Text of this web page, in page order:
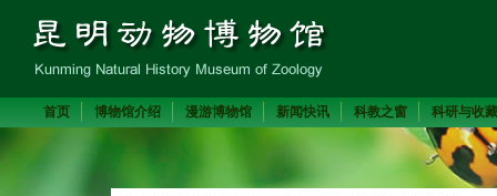
首页 博物馆介绍 漫游博物馆 新闻快讯 科教之窗 科研与收藏